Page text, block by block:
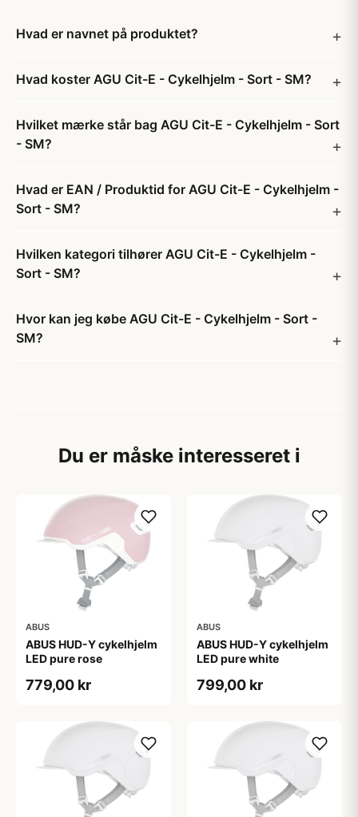
Hvad er navnet på produktet?
Hvad koster AGU Cit-E - Cykelhjelm - Sort - SM?
Hvilket mærke står bag AGU Cit-E - Cykelhjelm - Sort
- SM?
Hvad er EAN / Produktid for AGU Cit-E - Cykelhjelm -
Sort - SM?
Hvilken kategori tilhører AGU Cit-E - Cykelhjelm -
Sort - SM?
Hvor kan jeg købe AGU Cit-E - Cykelhjelm - Sort -
SM?
Du er måske interesseret i
ABUS
ABUS HUD-Y cykelhjelm
LED pure rose
779,00 kr
ABUS
ABUS HUD-Y cykelhjelm
LED pure white
799,00 kr